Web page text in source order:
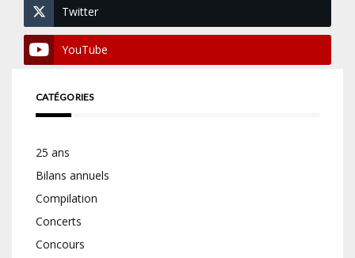
Twitter
YouTube
CATÉGORIES
25 ans
Bilans annuels
Compilation
Concerts
Concours